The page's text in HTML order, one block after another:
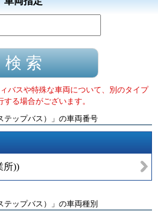
バスや特殊な車両について、別のタイプ
する場合がございます。
ップバス） 」 の車両番号
所))
ップバス）」の車両種別